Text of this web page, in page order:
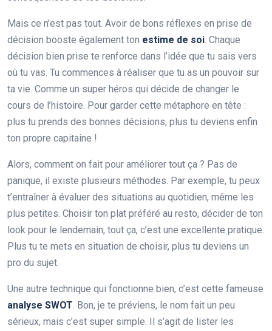
Mais ce n’est pas tout. Avoir de bons réflexes en prise de
décision booste également ton estime de soi. Chaque
décision bien prise te renforce dans l’idée que tu sais vers
où tu vas. Tu commences à réaliser que tu as un pouvoir sur
ta vie. Comme un super héros qui décide de changer le
cours de l’histoire. Pour garder cette métaphore en tête :
plus tu prends des bonnes décisions, plus tu deviens enfin
ton propre capitaine !
Alors, comment on fait pour améliorer tout ça ? Pas de
panique, il existe plusieurs méthodes. Par exemple, tu peux
t’entraîner à évaluer des situations au quotidien, même les
plus petites. Choisir ton plat préféré au resto, décider de ton
look pour le lendemain, tout ça, c’est une excellente pratique.
Plus tu te mets en situation de choisir, plus tu deviens un
pro du sujet.
Une autre technique qui fonctionne bien, c’est cette fameuse
analyse SWOT. Bon, je te préviens, le nom fait un peu
sérieux, mais c’est super simple. Il s’agit de lister les